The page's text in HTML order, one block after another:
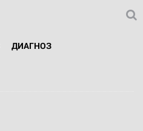
ДИАГНОЗ